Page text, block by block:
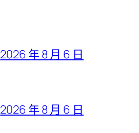
2026 年 8 月 6 日
2026 年 8 月 6 日